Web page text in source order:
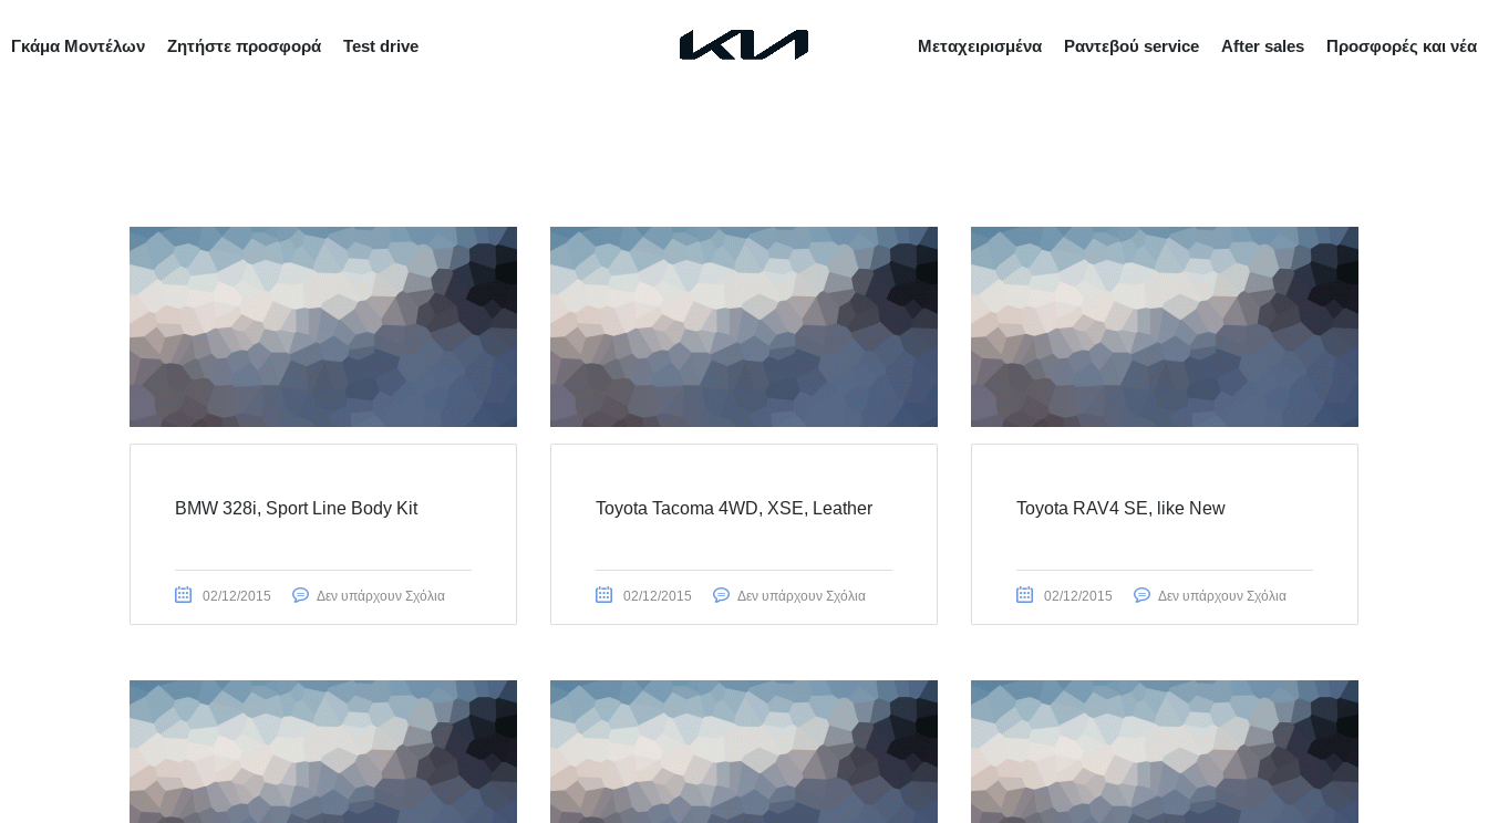
Γκάμα Μοντέλων Ζητήστε προσφορά Test drive Προσφορές και νέα
After sales
Ραντεβού service
Μεταχειρισμένα
BMW 328i, Sport Line Body Kit
02/12/2015 Δεν υπάρχουν Σχόλια
Toyota Tacoma 4WD, XSE, Leather
02/12/2015 Δεν υπάρχουν Σχόλια
Toyota RAV4 SE, like New
02/12/2015 Δεν υπάρχουν Σχόλια